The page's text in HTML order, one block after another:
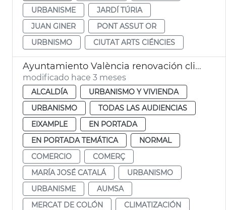
URBANISME
JARDÍ TÚRIA
JUAN GINER
PONT ASSUT OR
URBNISMO
CIUTAT ARTS CIÉNCIES
Ayuntamiento València renovación climatitzación Mercado de Colón
modificado hace 3 meses
ALCALDÍA
URBANISMO Y VIVIENDA
URBANISMO
TODAS LAS AUDIENCIAS
EIXAMPLE
EN PORTADA
EN PORTADA TEMÁTICA
NORMAL
COMERCIO
COMERÇ
MARÍA JOSÉ CATALÁ
URBANISMO
URBANISME
AUMSA
MERCAT DE COLÓN
CLIMATIZACIÓN